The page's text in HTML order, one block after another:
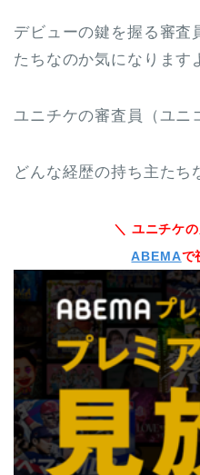
デビューの鍵を握る審査
たちなのか気になります
ユニチケの審査員（ユニ
どんな経歴の持ち主たち
＼ ユニチケ
ABEMAで